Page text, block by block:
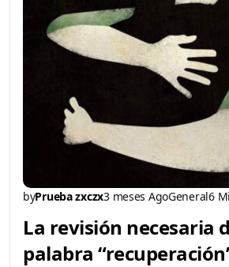
byPrueba zxczx3 meses AgoGeneral6
La revisión necesaria
palabra